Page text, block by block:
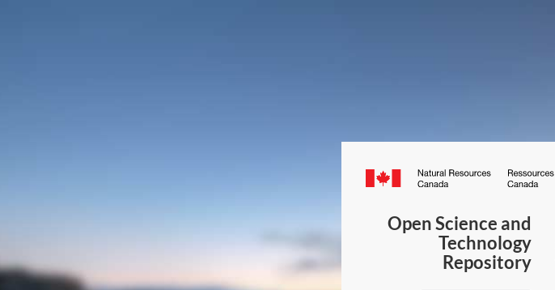
Canada.ca
Open Science and
Technology
Repository